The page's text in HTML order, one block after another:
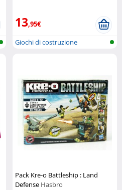
13,95€
Giochi di costruzione
Pack Kre-o Battleship : Land
Defense Hasbro